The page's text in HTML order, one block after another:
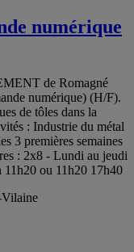
numérique
de Romagné
numérique) (H/F).
de tôles dans la
: Industrie du métal
3 premières semaines
: 2x8 - Lundi au jeudi
ou 11h20 17h40
Vilaine